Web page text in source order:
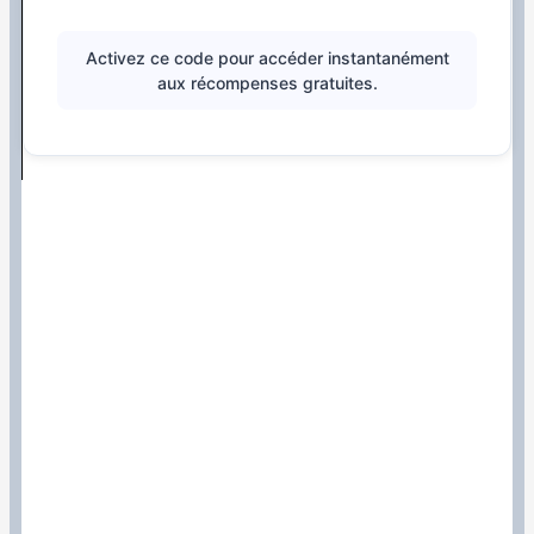
Activez ce code pour accéder instantanément
aux récompenses gratuites.